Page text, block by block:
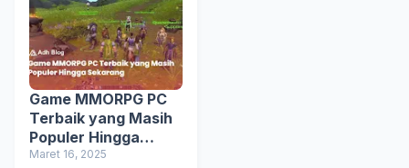
Game MMORPG PC
Terbaik yang Masih
Populer Hingga
Sekarang
Maret 16, 2025